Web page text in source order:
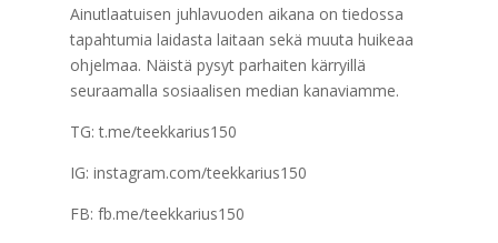
Ainutlaatuisen juhlavuoden aikana on tiedossa
tapahtumia laidasta laitaan sekä muuta huikeaa
ohjelmaa. Näistä pysyt parhaiten kärryillä
seuraamalla sosiaalisen median kanaviamme.
TG: t.me/teekkarius150
IG: instagram.com/teekkarius150
FB: fb.me/teekkarius150